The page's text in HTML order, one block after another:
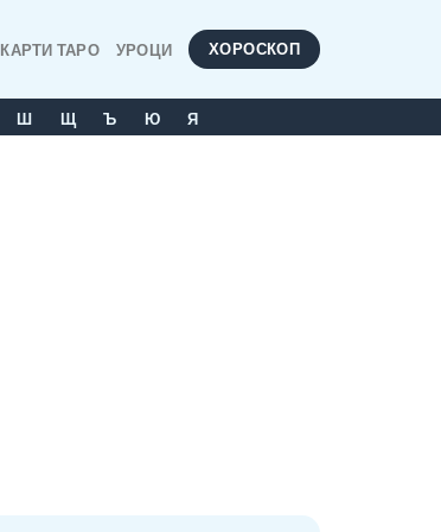
КАРТИ ТАРО УРОЦИ ХОРОСКОП
Ш Щ Ъ Ю Я